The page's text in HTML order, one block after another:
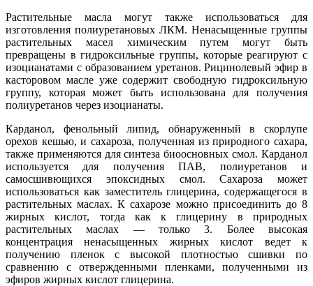
Растительные масла могут также использоваться для
изготовления полиуретановых ЛКМ. Ненасыщенные группы
растительных масел химическим путем могут быть
превращены в гидроксильные группы, которые реагируют с
изоцианатами с образованием уретанов. Рицинолевый эфир в
касторовом масле уже содержит свободную гидроксильную
группу, которая может быть использована для получения
полиуретанов через изоцианаты.
Карданол, фенольный липид, обнаруженный в скорлупе
орехов кешью, и сахароза, полученная из природного сахара,
также применяются для синтеза биоосновных смол. Карданол
используется для получения ПАВ, полиуретанов и
самосшивющихся эпоксидных смол. Сахароза может
использоваться как заместитель глицерина, содержащегося в
растительных маслах. К сахарозе можно присоединить до 8
жирных кислот, тогда как к глицерину в природных
растительных маслах — только 3. Более высокая
концентрация ненасыщенных жирных кислот ведет к
получению пленок с высокой плотностью сшивки по
сравнению с отвержденными пленками, полученными из
эфиров жирных кислот глицерина.